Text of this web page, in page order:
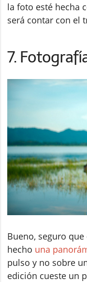
la foto esté hecha
será contar con el
7.
Bueno, seguro
hecho una
pulso y no sobre
edición cueste un